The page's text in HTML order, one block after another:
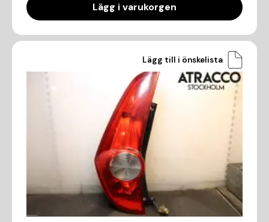
Lägg i varukorgen
Lägg till i önskelista